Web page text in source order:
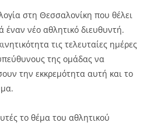
στη Θεσσαλονίκη που θέλει
νέο αθλητικό διευθυντή.
τις τελευταίες ημέρες
της ομάδας να
την εκκρεμότητα αυτή και το
το θέμα του αθλητικού